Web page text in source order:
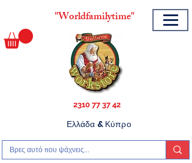
"Worldfamilytime"
2310 77 37 42
Ελλάδα & Κύπρο